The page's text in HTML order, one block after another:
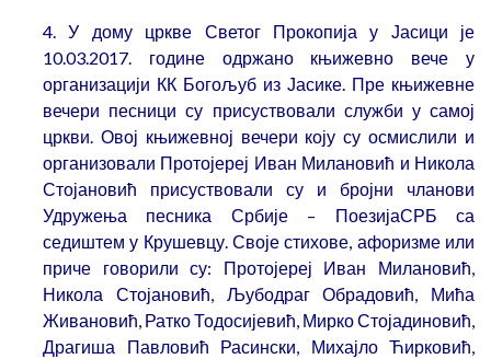
4. У дому цркве Светог Прокопија у Јасици је
10.03.2017. године одржано књижевно вече у
организацији КК Богољуб из Јасике. Пре књижевне
вечери песници су присуствовали служби у самој
цркви. Овој књижевној вечери коју су осмислили и
организовали Протојереј Иван Милановић и Никола
Стојановић присуствовали су и бројни чланови
Удружења песника Србије – ПоезијаСРБ са
седиштем у Крушевцу. Своје стихове, афоризме или
приче говорили су: Протојереј Иван Милановић,
Никола Стојановић, Љубодраг Обрадовић, Мића
Живановић, Ратко Тодосијевић, Мирко Стојадиновић,
Драгиша Павловић Расински, Михајло Ћирковић,